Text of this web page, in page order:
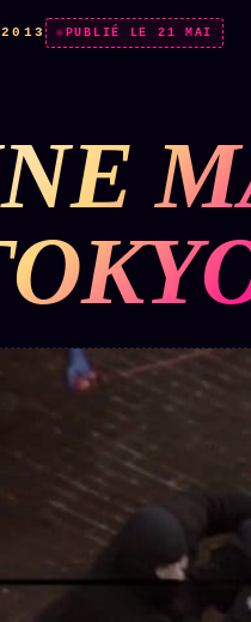
A
◉ SOCIÉTÉ
LITTÉRAIRE
↗
BUREAU
SYSTEMS
PUBLIÉ LE 21 MAI